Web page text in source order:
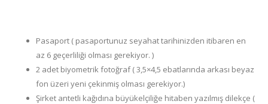
Pasaport ( pasaportunuz seyahat tarihinizden itibaren en
az 6 geçerliliği olması gerekiyor. )
2 adet biyometrik fotoğraf ( 3,5×4,5 ebatlarında arkası beyaz
fon üzeri yeni çekinmiş olması gerekiyor.)
Şirket antetli kağıdına büyükelçiliğe hitaben yazılmış dilekçe (